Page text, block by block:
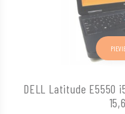
DELL Latitude E5550